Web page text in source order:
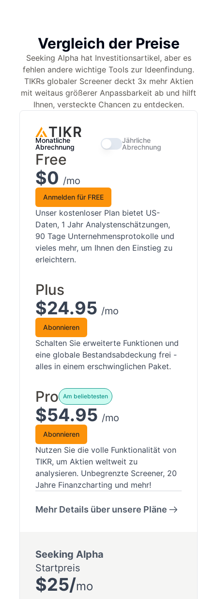
Vergleich der Preise
Seeking Alpha hat Investitionsartikel, aber es
fehlen andere wichtige Tools zur Ideenfindung.
TIKRs globaler Screener deckt 3x mehr Aktien
mit weitaus größerer Anpassbarkeit ab und hilft
Ihnen, versteckte Chancen zu entdecken.
Monatliche
Abrechnung
Jährliche
Abrechnung
Free
$0 /mo
Anmelden für FREE
Unser kostenloser Plan bietet US-
Daten, 1 Jahr Analystenschätzungen,
90 Tage Unternehmensprotokolle und
vieles mehr, um Ihnen den Einstieg zu
erleichtern.
Plus
$24.95 /mo
Abonnieren
Schalten Sie erweiterte Funktionen und
eine globale Bestandsabdeckung frei -
alles in einem erschwinglichen Paket.
Pro Am beliebtesten
$54.95 /mo
Abonnieren
Nutzen Sie die volle Funktionalität von
TIKR, um Aktien weltweit zu
analysieren. Unbegrenzte Screener, 20
Jahre Finanzcharting und mehr!
Mehr Details über unsere Pläne
Seeking Alpha
Startpreis
$25/mo